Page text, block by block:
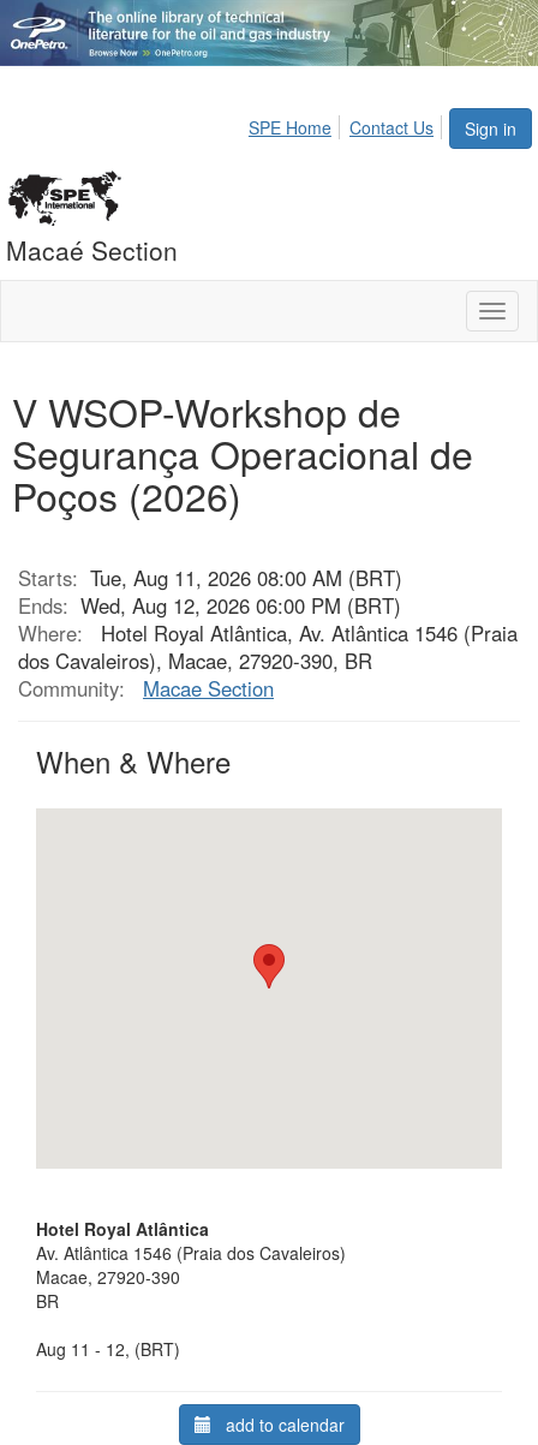
Sign in
SPE Home Contact Us
Macaé Section
V WSOP-Workshop de
Segurança Operacional de
Poços (2026)
Starts: Tue, Aug 11, 2026 08:00 AM (BRT)
Ends: Wed, Aug 12, 2026 06:00 PM (BRT)
Where:
Hotel Royal Atlântica, Av. Atlântica 1546 (Praia
dos Cavaleiros), Macae, 27920-390, BR
Community:
Macae Section
When & Where
Hotel Royal Atlântica
Av. Atlântica 1546 (Praia dos Cavaleiros)
Macae, 27920-390
BR
Aug 11 - 12, (BRT)
add to calendar